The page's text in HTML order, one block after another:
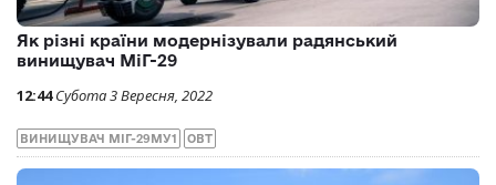
Як різні країни модернізували радянський
винищувач МіГ-29
12:44 Субота 3 Вересня, 2022
ВИНИЩУВАЧ МІГ-29МУ1 ОВТ